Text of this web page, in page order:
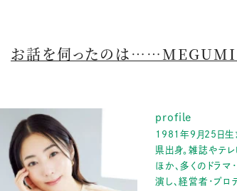
お話を伺ったのは……MEGUMI
profile
1981年9月25日生
県出身。雑誌やテ
ほか、多くのドラマ
演し、経営者・プロ